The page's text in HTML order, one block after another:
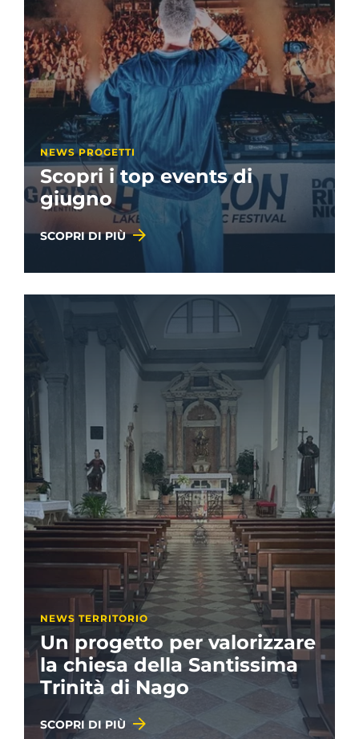
NEWS PROGETTI
Scopri i top events di
giugno
SCOPRI DI PIÙ
NEWS TERRITORIO
Un progetto per valorizzare
la chiesa della Santissima
Trinità di Nago
SCOPRI DI PIÙ